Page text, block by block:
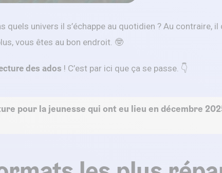
quels univers il s’échappe au quotidien ? Au contraire,
vous êtes au bon endroit. 🤓
des ados ! C’est par ici que ça se passe. 👇
pour la jeunesse qui ont eu lieu en décembre